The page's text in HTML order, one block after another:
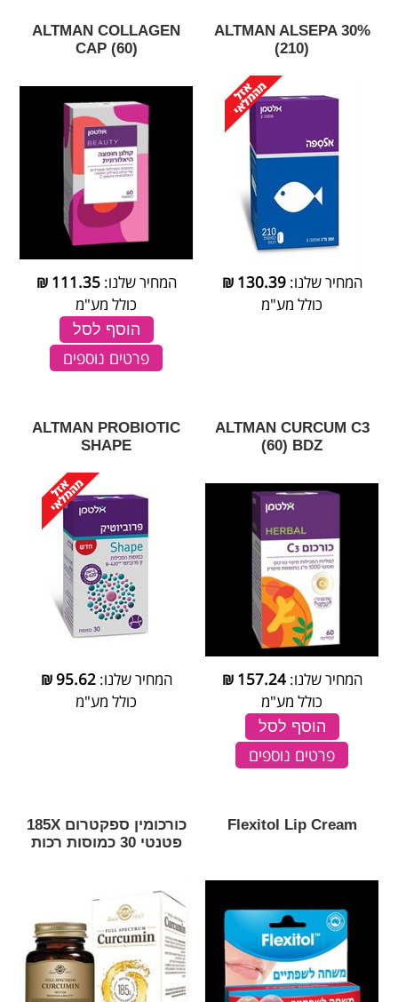
‎ALTMAN‎ ‎ALSEPA‎ ‎30‎%‎
‎(‎210‎)
המחיר שלנו:130.39
₪
כולל מע"מ
‎ALTMAN‎ ‎COLLAGEN‎
‎CAP‎ ‎(‎60‎)
המחיר שלנו:111.35
₪
כולל מע"מ
הוסף לסל
פרטים נוספים
‎ALTMAN‎ ‎CURCUM‎ ‎C‎3‎
‎(‎60‎)‎ ‎BDZ
המחיר שלנו:157.24
₪
כולל מע"מ
הוסף לסל
פרטים נוספים
ALTMAN PROBIOTIC
SHAPE
המחיר שלנו:95.62
₪
כולל מע"מ
Flexitol Lip Cream
כורכומין ספקטרום 185X
פטנטי 30 כמוסות רכות